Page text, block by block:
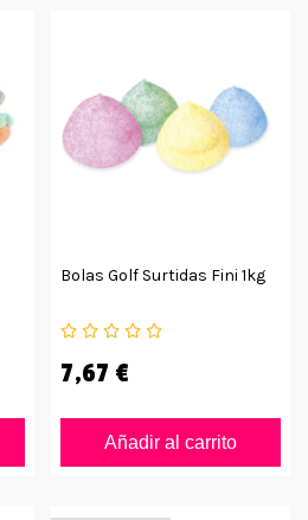
Bolas Golf Surtidas Fini 1kg
7,67 €
Añadir al carrito